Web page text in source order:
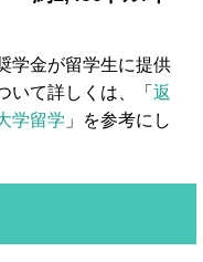
学金が留学生に提供
いて詳しくは、「返
学留学 」を参考にし